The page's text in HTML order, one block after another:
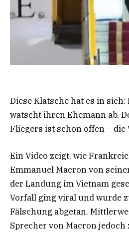
Diese Klatsche hat es in
watscht ihren Ehemann ab.
Fliegers ist schon offen – die
Ein Video zeigt, wie
Emmanuel Macron von
der Landung im Vietnam
Vorfall ging viral und wurde
Fälschung abgetan.
Sprecher von Macron jedoch